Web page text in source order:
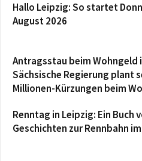
Hallo Leipzig: So startet
August 2026
Antragsstau beim Wohngeld
Sächsische Regierung plant
Millionen-Kürzungen beim
Renntag in Leipzig: Ein Buch
Geschichten zur Rennbahn